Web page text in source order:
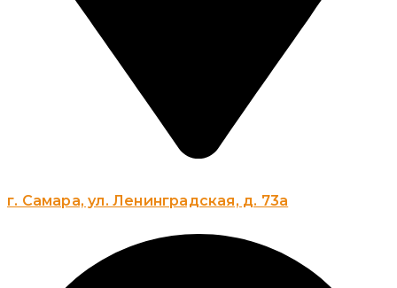
г. Самара, ул. Ленинградская, д. 73а